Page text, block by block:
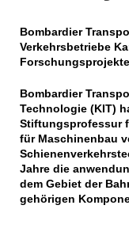
Bombardier
Verkehrsbetriebe
Bombardier
Technologie (KIT)
Stiftungsprofessur
für Maschinenbau
Jahre die
dem Gebiet der
gehörigen